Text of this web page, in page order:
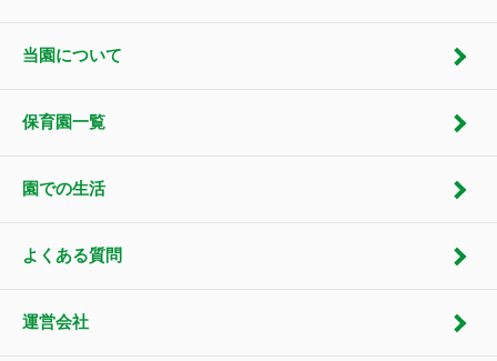
当園について
保育園一覧
園での生活
よくある質問
運営会社